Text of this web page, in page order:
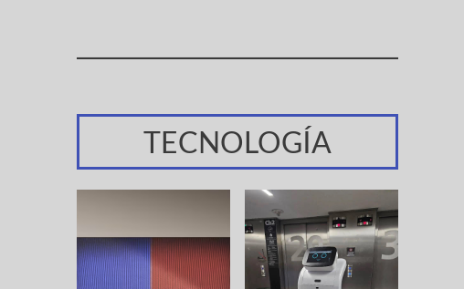
TECNOLOGÍA